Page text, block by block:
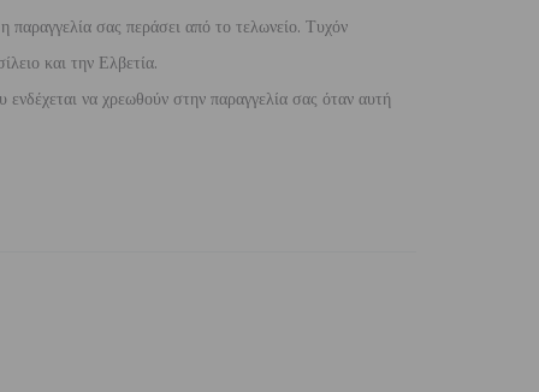
παραγγελία σας περάσει από το τελωνείο. Τυχόν
και την Ελβετία.
να χρεωθούν στην παραγγελία σας όταν αυτή